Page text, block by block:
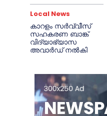
Local News
കാറളം സർവ്വീസ്
സഹകരണ ബാങ്ക്
വിദ്യാഭ്യാസ
അവാർഡ് നൽകി